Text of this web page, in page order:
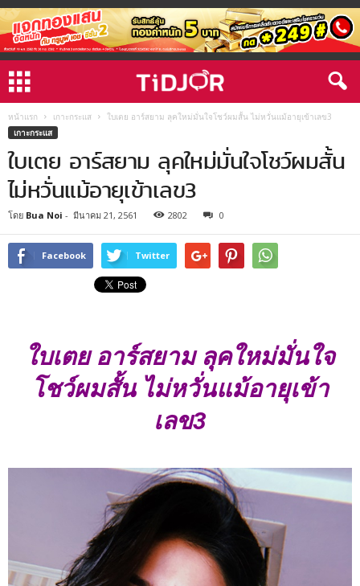
หน้าแรก เกาะกระแส
ใบเตย อาร์สยาม ลุคใหม่มั่นใจโชว์ผมสั้น ไม่หวั่นแม้อายุเข้าเลข3
เกาะกระแส
ใบเตย อาร์สยาม ลุคใหม่มั่นใจโชว์ผมสั้น
ไม่หวั่นแม้อายุเข้าเลข3
โดย Bua Noi - มีนาคม 21, 2561 2802 0
Facebook Twitter
ใบเตย อาร์สยาม ลุคใหม่มั่นใจ
โชว์ผมสั้น ไม่หวั่นแม้อายุเข้า
เลข3